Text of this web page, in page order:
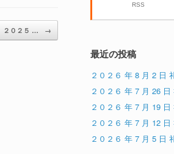
２０２５ … →
RSS
最近の投稿
２０２６ 年 8 月 2 日
２０２６ 年 7 月 26
２０２６ 年 7 月 19
２０２６ 年 7 月 12
２０２６ 年 7 月 5 日